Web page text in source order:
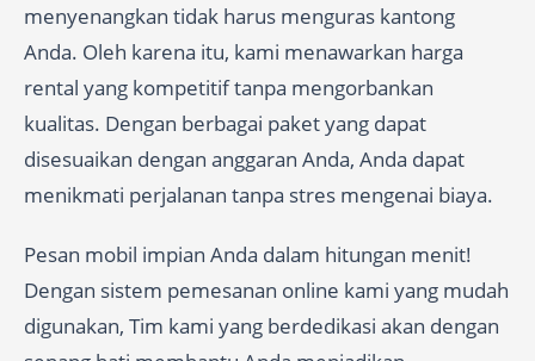
menyenangkan tidak harus menguras kantong
Anda. Oleh karena itu, kami menawarkan harga
rental yang kompetitif tanpa mengorbankan
kualitas. Dengan berbagai paket yang dapat
disesuaikan dengan anggaran Anda, Anda dapat
menikmati perjalanan tanpa stres mengenai biaya.
Pesan mobil impian Anda dalam hitungan menit!
Dengan sistem pemesanan online kami yang mudah
digunakan, Tim kami yang berdedikasi akan dengan